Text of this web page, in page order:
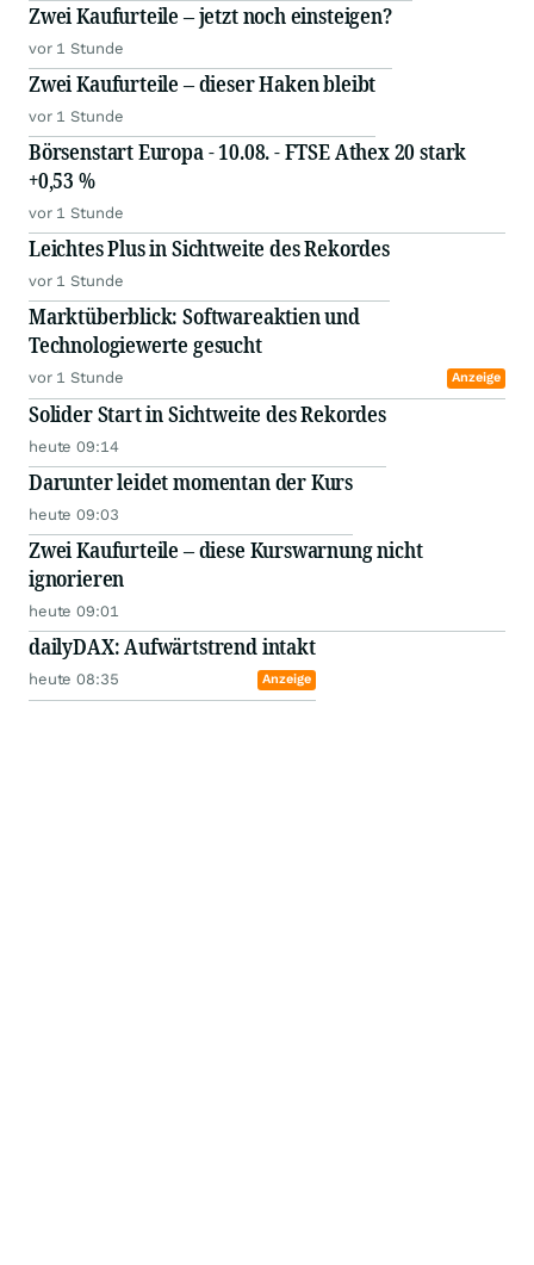
Zwei Kaufurteile – jetzt noch einsteigen?
vor 1 Stunde
Zwei Kaufurteile – dieser Haken bleibt
vor 1 Stunde
Börsenstart Europa - 10.08. - FTSE Athex 20 stark
+0,53 %
vor 1 Stunde
Leichtes Plus in Sichtweite des Rekordes
vor 1 Stunde
Marktüberblick: Softwareaktien und
Technologiewerte gesucht
vor 1 Stunde Anzeige
Solider Start in Sichtweite des Rekordes
heute 09:14
Darunter leidet momentan der Kurs
heute 09:03
Zwei Kaufurteile – diese Kurswarnung nicht
ignorieren
heute 09:01
dailyDAX: Aufwärtstrend intakt
heute 08:35 Anzeige